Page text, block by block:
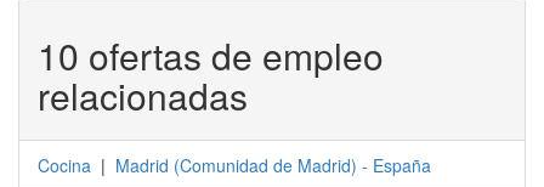
10 ofertas de empleo
relacionadas
Cocina | Madrid (Comunidad de Madrid) - España